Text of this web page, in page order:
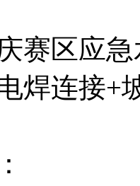
赛区应
焊连接+